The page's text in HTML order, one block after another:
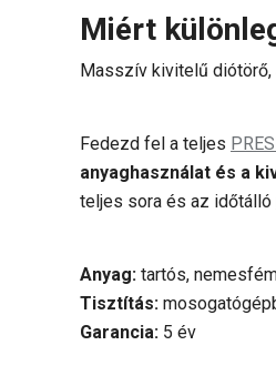
Miért
Masszív kivitelű diótörő,
Fedezd fel a teljes
anyaghasználat és a
teljes sora és az időtálló
Anyag: tartós,
Tisztítás:
Garancia: 5 év